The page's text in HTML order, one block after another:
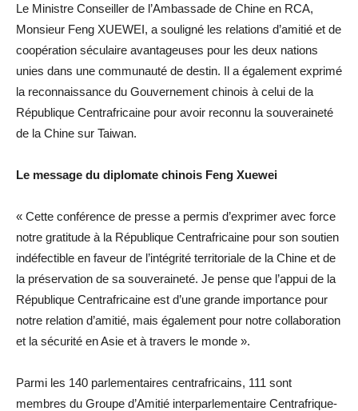
Le Ministre Conseiller de l’Ambassade de Chine en RCA,
Monsieur Feng XUEWEI, a souligné les relations d’amitié et de
coopération séculaire avantageuses pour les deux nations
unies dans une communauté de destin. Il a également exprimé
la reconnaissance du Gouvernement chinois à celui de la
République Centrafricaine pour avoir reconnu la souveraineté
de la Chine sur Taiwan.
Le message du diplomate chinois Feng Xuewei
« Cette conférence de presse a permis d’exprimer avec force
notre gratitude à la République Centrafricaine pour son soutien
indéfectible en faveur de l’intégrité territoriale de la Chine et de
la préservation de sa souveraineté. Je pense que l’appui de la
République Centrafricaine est d’une grande importance pour
notre relation d’amitié, mais également pour notre collaboration
et la sécurité en Asie et à travers le monde ».
Parmi les 140 parlementaires centrafricains, 111 sont
membres du Groupe d’Amitié interparlementaire Centrafrique-